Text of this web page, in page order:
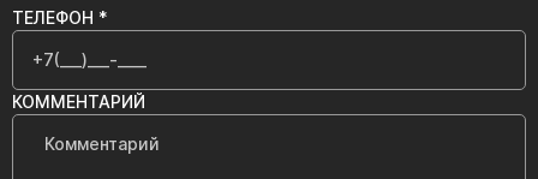
ТЕЛЕФОН *
КОММЕНТАРИЙ